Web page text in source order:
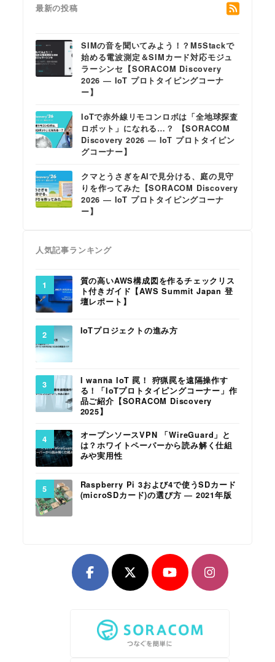
最新の投稿
SIMの音を聞いてみよう！？M5Stackで
始める電波測定＆SIMカード対応モジュ
ラーシンセ【SORACOM Discovery
2026 ― IoT プロトタイピングコーナ
ー】
IoTで赤外線リモコンロボは「全地球探査
ロボット」になれる…？ 【SORACOM
Discovery 2026 ― IoT プロトタイピン
グコーナー】
クマとうさぎをAIで見分ける、庭の見守
りを作ってみた【SORACOM Discovery
2026 ― IoT プロトタイピングコーナ
ー】
人気記事ランキング
質の高いAWS構成図を作るチェックリス
ト付きガイド【AWS Summit Japan 登
壇レポート】
IoTプロジェクトの進み方
I wanna IoT 罠！ 狩猟罠を遠隔操作す
る！「IoTプロトタイピングコーナー」作
品ご紹介【SORACOM Discovery
2025】
オープンソースVPN 「WireGuard」と
は？ホワイトペーパーから読み解く仕組
みや実用性
Raspberry Pi 3および4で使うSDカード
(microSDカード)の選び方 ― 2021年版